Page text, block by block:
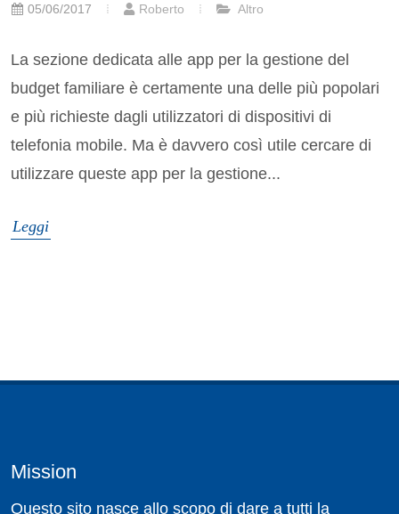
05/06/2017 Roberto Altro
La sezione dedicata alle app per la gestione del
budget familiare è certamente una delle più popolari
e più richieste dagli utilizzatori di dispositivi di
telefonia mobile. Ma è davvero così utile cercare di
utilizzare queste app per la gestione...
Leggi
Mission
Questo sito nasce allo scopo di dare a tutti la